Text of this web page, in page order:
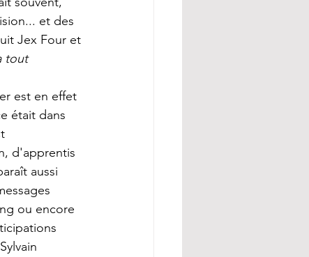
et des
Jex Four et
tout
est en effet
était dans
d'apprentis
aussi
ou encore